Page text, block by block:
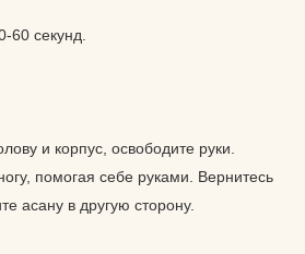
60 секунд.
и корпус, освободите руки.
помогая себе руками. Вернитесь
асану в другую сторону.